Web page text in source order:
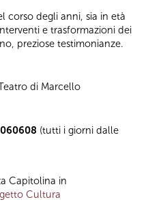
corso degli anni, sia in età
e trasformazioni dei
preziose testimonianze.
di Marcello
(tutti i giorni dalle
Capitolina in
Cultura